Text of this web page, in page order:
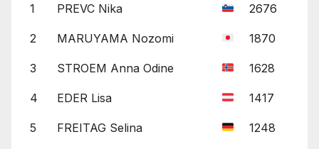
1 PREVC Nika 2676
2 MARUYAMA Nozomi 1870
3 STROEM Anna Odine 1628
4 EDER Lisa 1417
5 FREITAG Selina 1248